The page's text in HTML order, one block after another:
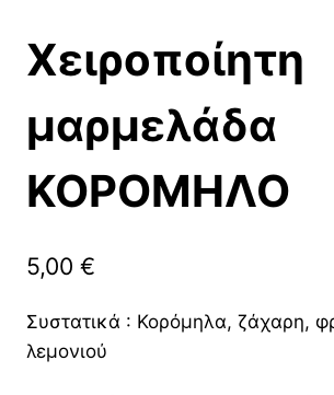
Χειροποίητη
μαρμελάδα
ΚΟΡΟΜΗΛΟ
5,00 €
Συστατικά : Κορόμηλα, ζάχαρη,
λεμονιού